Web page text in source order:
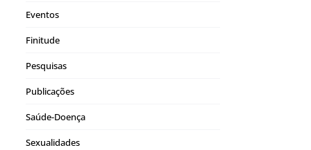
Eventos
Finitude
Pesquisas
Publicações
Saúde-Doença
Sexualidades